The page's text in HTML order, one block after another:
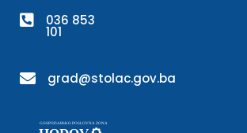
 036 853
101
 grad@stolac.gov.ba